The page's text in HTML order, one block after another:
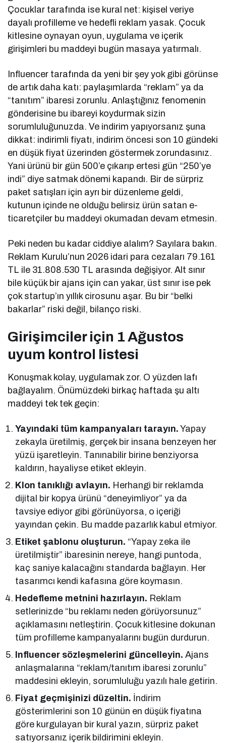
Çocuklar tarafında ise kural net: kişisel veriye
dayalı profilleme ve hedefli reklam yasak. Çocuk
kitlesine oynayan oyun, uygulama ve içerik
girişimleri bu maddeyi bugün masaya yatırmalı.
Influencer tarafında da yeni bir şey yok gibi görünse
de artık daha katı: paylaşımlarda “reklam” ya da
“tanıtım” ibaresi zorunlu. Anlaştığınız fenomenin
gönderisine bu ibareyi koydurmak sizin
sorumluluğunuzda. Ve indirim yapıyorsanız şuna
dikkat: indirimli fiyatı, indirim öncesi son 10 gündeki
en düşük fiyat üzerinden göstermek zorundasınız.
Yani ürünü bir gün 500’e çıkarıp ertesi gün “250’ye
indi” diye satmak dönemi kapandı. Bir de sürpriz
paket satışları için ayrı bir düzenleme geldi,
kutunun içinde ne olduğu belirsiz ürün satan e-
ticaretçiler bu maddeyi okumadan devam etmesin.
Peki neden bu kadar ciddiye alalım? Sayılara bakın.
Reklam Kurulu’nun 2026 idari para cezaları 79.161
TL ile 31.808.530 TL arasında değişiyor. Alt sınır
bile küçük bir ajans için can yakar, üst sınır ise pek
çok startup’ın yıllık cirosunu aşar. Bu bir “belki
bakarlar” riski değil, bilanço riski.
Girişimciler için 1 Ağustos
uyum kontrol listesi
Konuşmak kolay, uygulamak zor. O yüzden lafı
bağlayalım. Önümüzdeki birkaç haftada şu altı
maddeyi tek tek geçin:
Yayındaki tüm kampanyaları tarayın. Yapay
zekayla üretilmiş, gerçek bir insana benzeyen her
yüzü işaretleyin. Tanınabilir birine benziyorsa
kaldırın, hayaliyse etiket ekleyin.
Klon tanıklığı avlayın. Herhangi bir reklamda
dijital bir kopya ürünü “deneyimliyor” ya da
tavsiye ediyor gibi görünüyorsa, o içeriği
yayından çekin. Bu madde pazarlık kabul etmiyor.
Etiket şablonu oluşturun. “Yapay zeka ile
üretilmiştir” ibaresinin nereye, hangi puntoda,
kaç saniye kalacağını standarda bağlayın. Her
tasarımcı kendi kafasına göre koymasın.
Hedefleme metnini hazırlayın. Reklam
setlerinizde “bu reklamı neden görüyorsunuz”
açıklamasını netleştirin. Çocuk kitlesine dokunan
tüm profilleme kampanyalarını bugün durdurun.
Influencer sözleşmelerini güncelleyin. Ajans
anlaşmalarına “reklam/tanıtım ibaresi zorunlu”
maddesini ekleyin, sorumluluğu yazılı hale getirin.
Fiyat geçmişinizi düzeltin. İndirim
gösterimlerini son 10 günün en düşük fiyatına
göre kurgulayan bir kural yazın, sürpriz paket
satıyorsanız içerik bildirimini ekleyin.